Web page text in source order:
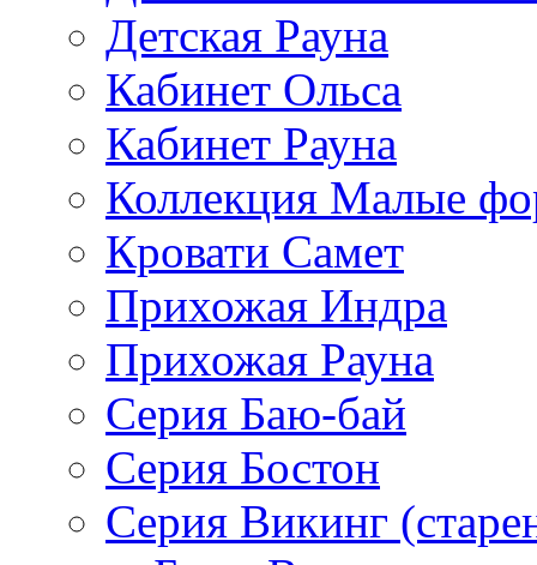
Детская Рауна
Кабинет Ольса
Кабинет Рауна
Коллекция Малые
Кровати Самет
Прихожая Индра
Прихожая Рауна
Серия Баю-бай
Серия Бостон
Серия Викинг